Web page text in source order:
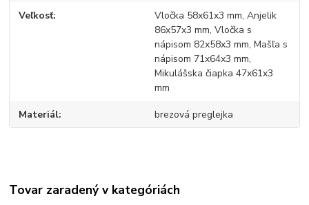
Veľkosť
Vločka 58x61x3 mm, Anjelik
86x57x3 mm, Vločka s
nápisom 82x58x3 mm, Mašľa s
nápisom 71x64x3 mm,
Mikulášska čiapka 47x61x3
mm
Materiál brezová preglejka
Tovar zaradený v kategóriách